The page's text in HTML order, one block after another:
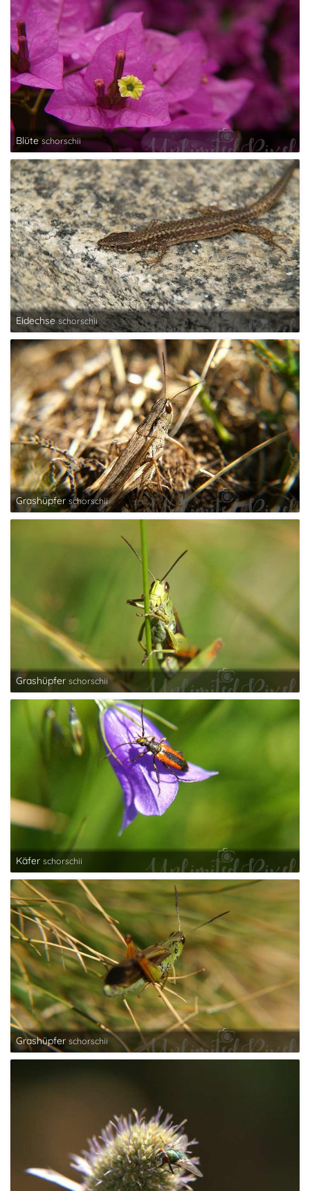
Blüte schorschii
Eidechse schorschii
Grashüpfer schorschii
Grashüpfer schorschii
Käfer schorschii
Grashüpfer schorschii